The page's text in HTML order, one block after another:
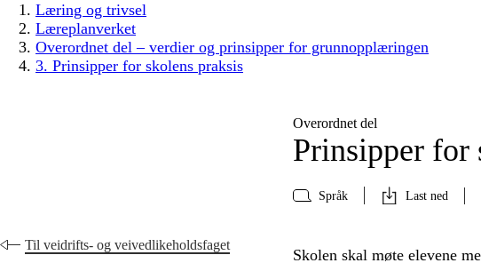
Læring og trivsel
Læreplanverket
Overordnet del – verdier og prinsipper for grunnopplæringen
3. Prinsipper for skolens praksis
Overordnet del
Prinsipper for
Språk Last ned
Til veidrifts- og veivedlikeholdsfaget
Skolen skal møte elevene